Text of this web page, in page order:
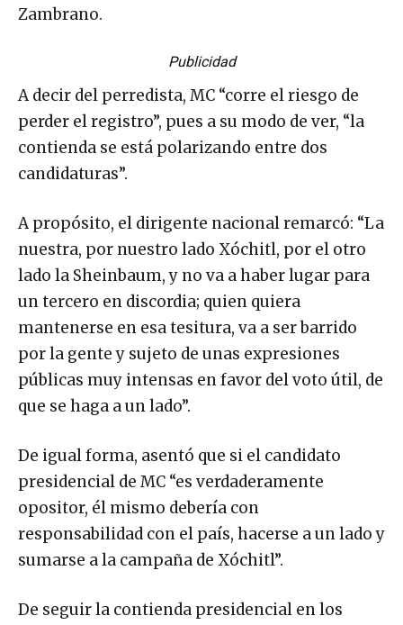
Zambrano.
Publicidad
A decir del perredista, MC “corre el riesgo de
perder el registro”, pues a su modo de ver, “la
contienda se está polarizando entre dos
candidaturas”.
A propósito, el dirigente nacional remarcó: “La
nuestra, por nuestro lado Xóchitl, por el otro
lado la Sheinbaum, y no va a haber lugar para
un tercero en discordia; quien quiera
mantenerse en esa tesitura, va a ser barrido
por la gente y sujeto de unas expresiones
públicas muy intensas en favor del voto útil, de
que se haga a un lado”.
De igual forma, asentó que si el candidato
presidencial de MC “es verdaderamente
opositor, él mismo debería con
responsabilidad con el país, hacerse a un lado y
sumarse a la campaña de Xóchitl”.
De seguir la contienda presidencial en los